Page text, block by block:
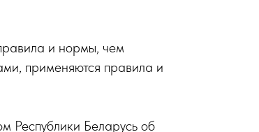
и нормы, чем
применяются правила и
Республики Беларусь об